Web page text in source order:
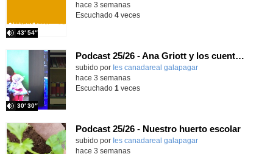
43′ 54″
hace 3 semanas
Escuchado 4veces
Podcast 25/26 - Ana Griott y los cuentos de las voces olvidadas
subido por Ies canadareal galapagar
30′ 30″
-
hace 3 semanas
Escuchado 1veces
Podcast 25/26 - Nuestro huerto escolar
subido por Ies canadareal galapagar-
hace 3 semanas